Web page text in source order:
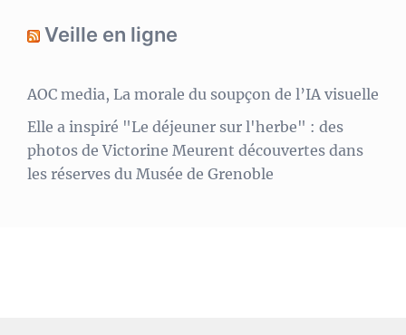
Veille en ligne
AOC media, La morale du soupçon de l’IA visuelle
Elle a inspiré "Le déjeuner sur l'herbe" : des
photos de Victorine Meurent découvertes dans
les réserves du Musée de Grenoble